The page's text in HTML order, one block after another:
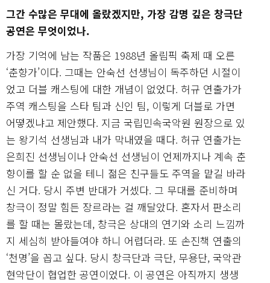
그간 수많은 무대에 올랐겠지만, 가장 감명 깊은 창극단
공연은 무엇이었나.
가장 기억에 남는 작품은 1988년 올림픽 축제 때 오른
‘춘향가’이다. 그때는 안숙선 선생님이 독주하던 시절이
었고 더블 캐스팅에 대한 개념이 없었다. 허규 연출가가
주역 캐스팅을 스타 팀과 신인 팀, 이렇게 더블로 가면
어떻겠냐고 제안했다. 지금 국립민속국악원 원장으로 있
는 왕기석 선생님과 내가 막내였을 때다. 허규 연출가는
은희진 선생님이나 안숙선 선생님이 언제까지나 계속 춘
향이를 할 순 없을 테니 젊은 친구들도 주역을 맡길 바라
신 거다. 당시 주변 반대가 거셌다. 그 무대를 준비하며
창극이 정말 힘든 장르라는 걸 깨달았다. 혼자서 판소리
를 할 때는 몰랐는데, 창극은 상대의 연기와 소리 느낌까
지 세심히 받아들여야 하니 어렵더라. 또 손진책 연출의
‘천명’을 꼽고 싶다. 당시 창극단과 극단, 무용단, 국악관
현악단이 협업한 공연이었다. 이 공연은 아직까지 생생